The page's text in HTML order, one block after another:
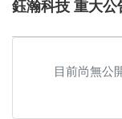
鈺瀚科技 重大公
目前尚無公